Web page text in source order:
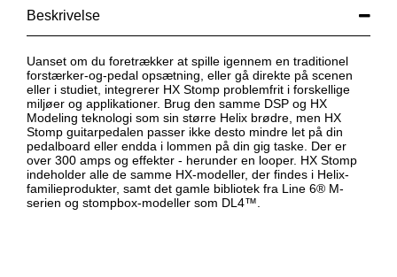
Beskrivelse
Uanset om du foretrækker at spille igennem en traditionel
forstærker-og-pedal opsætning, eller gå direkte på scenen
eller i studiet, integrerer HX Stomp problemfrit i forskellige
miljøer og applikationer. Brug den samme DSP og HX
Modeling teknologi som sin større Helix brødre, men HX
Stomp guitarpedalen passer ikke desto mindre let på din
pedalboard eller endda i lommen på din gig taske. Der er
over 300 amps og effekter - herunder en looper. HX Stomp
indeholder alle de samme HX-modeller, der findes i Helix-
familieprodukter, samt det gamle bibliotek fra Line 6® M-
serien og stompbox-modeller som DL4™.